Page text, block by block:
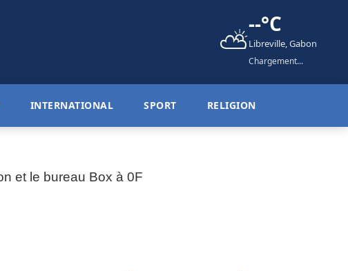
⛅--°C
Libreville, Gabon
Chargement...
INTERNATIONAL SPORT RELIGION